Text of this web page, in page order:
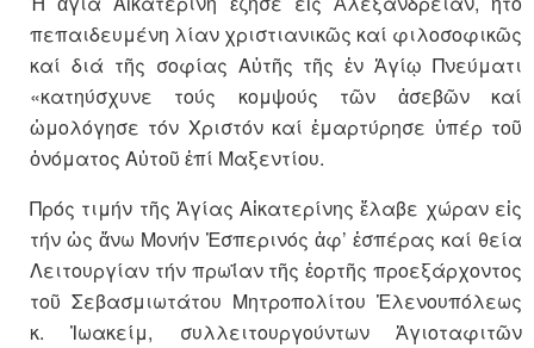
πεπαιδευμένη λίαν χριστιανικῶς καί φιλοσοφικῶς
καί διά τῆς σοφίας Αὐτῆς τῆς ἐν Ἁγίῳ Πνεύματι
«κατηύσχυνε τούς κομψούς τῶν ἀσεβῶν καί
ὡμολόγησε τόν Χριστόν καί ἐμαρτύρησε ὑπέρ τοῦ
ὀνόματος Αὐτοῦ ἐπί Μαξεντίου.
Πρός τιμήν τῆς Ἁγίας Αἰκατερίνης ἔλαβε χώραν εἰς
τήν ὡς ἄνω Μονήν Ἑσπερινός ἀφ’ ἑσπέρας καί θεία
Λειτουργίαν τήν πρωΐαν τῆς ἑορτῆς προεξάρχοντος
τοῦ Σεβασμιωτάτου Μητροπολίτου Ἑλενουπόλεως
κ. Ἰωακείμ, συλλειτουργούντων Ἁγιοταφιτῶν